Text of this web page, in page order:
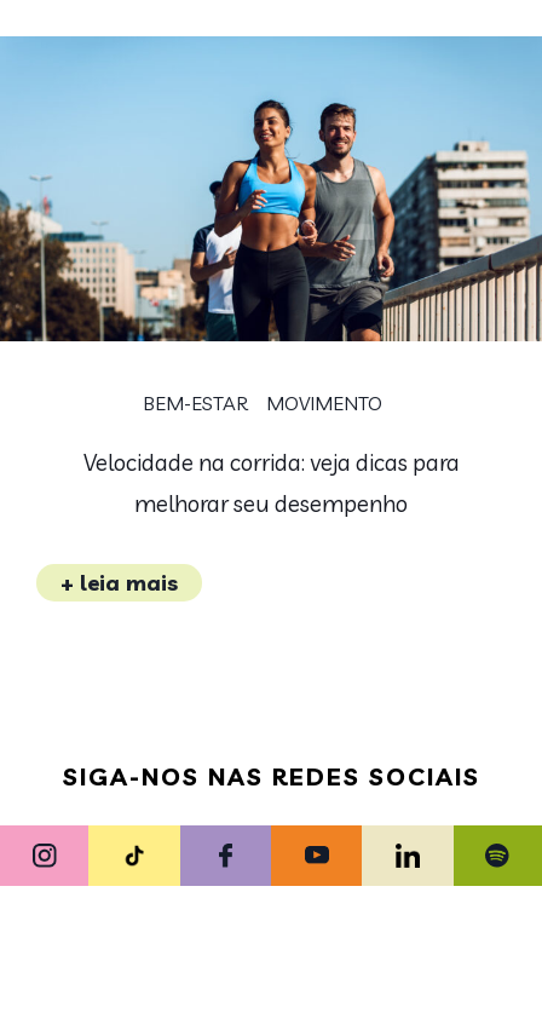
BEM-ESTAR MOVIMENTO
Velocidade na corrida: veja dicas para
melhorar seu desempenho
+ leia mais
SIGA-NOS NAS REDES SOCIAIS